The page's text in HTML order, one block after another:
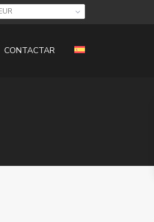
CONTACTAR